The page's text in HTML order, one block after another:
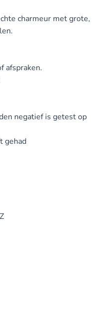
charmeur met grote,
afspraken.
negatief is getest op
gehad